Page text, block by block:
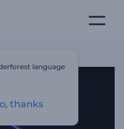
language
thanks